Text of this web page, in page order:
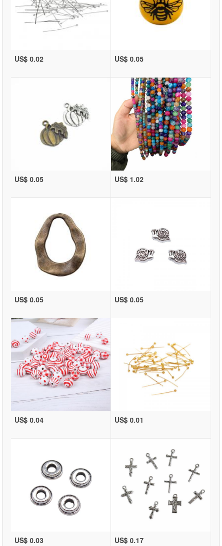
US$ 0.02 US$ 0.05
US$ 0.05 US$ 1.02
US$ 0.05 US$ 0.05
US$ 0.04 US$ 0.01
US$ 0.03 US$ 0.17